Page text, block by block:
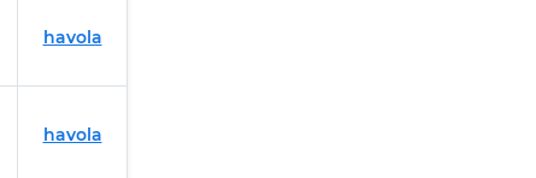
havola
havola